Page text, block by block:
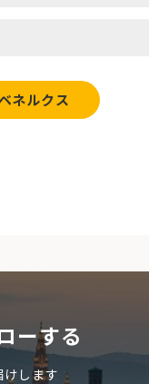
ネルクス
ーする
します